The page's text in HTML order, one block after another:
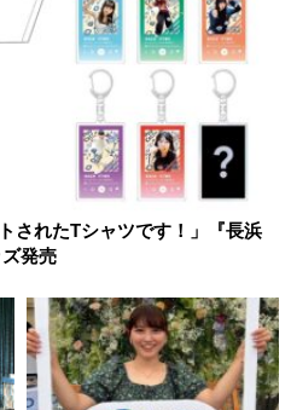
されたTシャツです！」『長浜
発売